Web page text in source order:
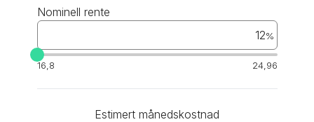
Nominell rente
16,8 24,96
%
Estimert månedskostnad